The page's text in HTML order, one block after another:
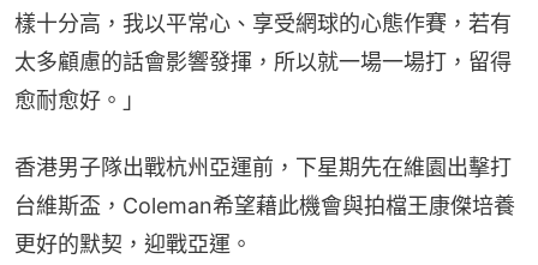
樣十分高，我以平常心、享受網球的心態作賽，若有
太多顧慮的話會影響發揮，所以就一場一場打，留得
愈耐愈好。」
香港男子隊出戰杭州亞運前，下星期先在維園出擊打
台維斯盃，Coleman希望藉此機會與拍檔王康傑培養
更好的默契，迎戰亞運。